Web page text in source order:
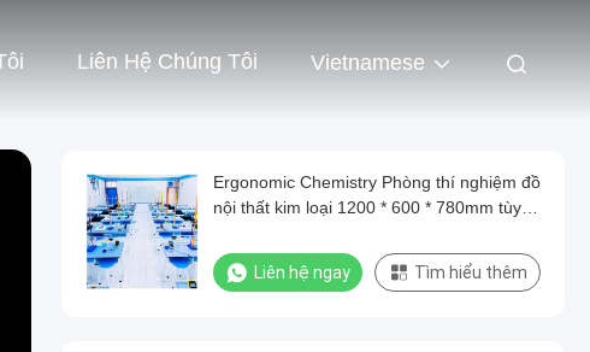
Liên Hệ Chúng Tôi Vietnamese
Ergonomic Chemistry Phòng thí nghiệm đồ
nội thất kim loại 1200 * 600 * 780mm tùy
Liên hệ ngay Tìm hiểu thêm